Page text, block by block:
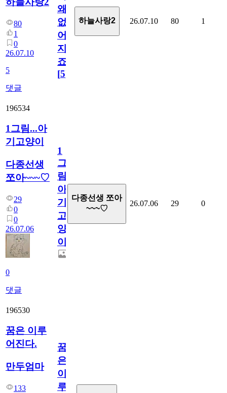
80
1
0
26.07.10
5
댓글
왜
없
어
지
죠.?
[5]
하늘사랑2 26.07.10 80 1
196534
1그림...아
기고양이
다종선생
쪼아~~~♡
29
0
0
26.07.06
0
댓글
1
그
림...
아
기
고
양
이
다종선생 쪼아
~~~♡
26.07.06 29 0
196530
꿈은 이루
어진다.
만두엄마
133
꿈
은
이
루